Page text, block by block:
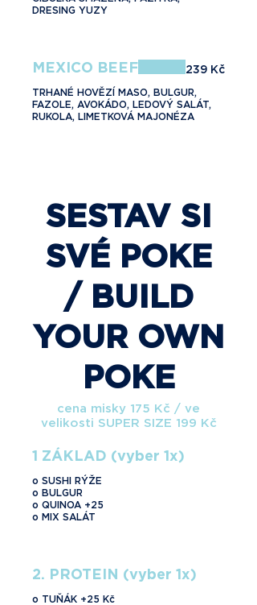
DRESING YUZY
MEXICO BEEF
TRHANÉ HOVĚZÍ MASO, BULGUR,
FAZOLE, AVOKÁDO, LEDOVÝ SALÁT,
RUKOLA, LIMETKOVÁ MAJONÉZA
239 Kč
SESTAV SI
SVÉ POKE
/ BUILD
YOUR OWN
POKE
cena misky 175 Kč / ve
velikosti SUPER SIZE 199 Kč
1 ZÁKLAD (vyber 1x)
o SUSHI RÝŽE
o BULGUR
o QUINOA +25
o MIX SALÁT
2. PROTEIN (vyber 1x)
o TUŇÁK +25 Kč